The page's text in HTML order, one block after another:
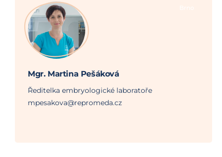
Mgr. Martina Pešáková
Ředitelka embryologické laboratoře
mpesakova@repromeda.cz